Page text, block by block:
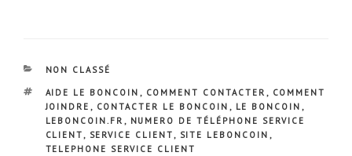
CATÉGORIES
NON CLASSÉ
ÉTIQUETTES
AIDE LE BONCOIN , COMMENT CONTACTER , COMMENT
JOINDRE , CONTACTER LE BONCOIN , LE BONCOIN ,
LEBONCOIN.FR , NUMERO DE TÉLÉPHONE SERVICE
CLIENT, SERVICE CLIENT, SITE LEBONCOIN ,
TELEPHONE SERVICE CLIENT